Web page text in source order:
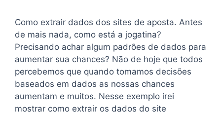
Como extrair dados dos sites de aposta. Antes
de mais nada, como está a jogatina?
Precisando achar algum padrões de dados para
aumentar sua chances? Não de hoje que todos
percebemos que quando tomamos decisões
baseados em dados as nossas chances
aumentam e muitos. Nesse exemplo irei
mostrar como extrair os dados do site